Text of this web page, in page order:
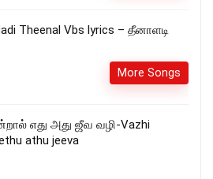
Theenal Vbs lyrics – தீனாளடி
More Songs
எது அது ஜீவ வழி-Vazhi
athu jeeva